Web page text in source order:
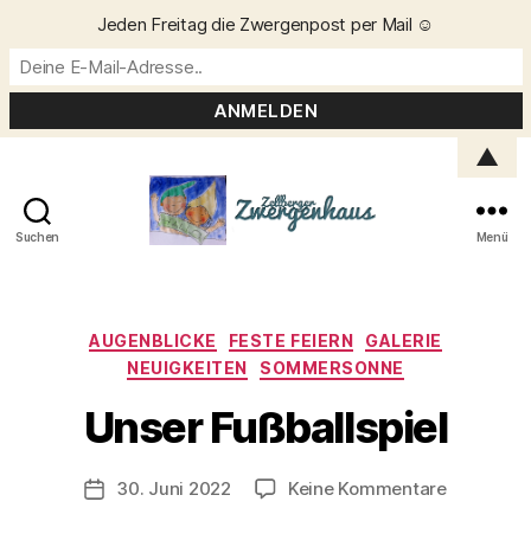
Suchen Menü
Kategorien
AUGENBLICKE FESTE FEIERN
GALERIE
NEUIGKEITEN
SOMMERSONNE
Unser Fußballspiel
Beitragsautor
V
n
C
ri
Veröffentlichungsdatum
30. Juni 2022 Keine Kommentarezu
Jeden Freitag die Zwergenpost per Mail ☺️
▲